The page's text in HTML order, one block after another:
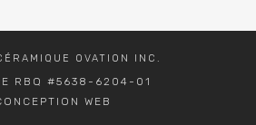
OVATION INC.
RBQ #5638-6204-01
WEB